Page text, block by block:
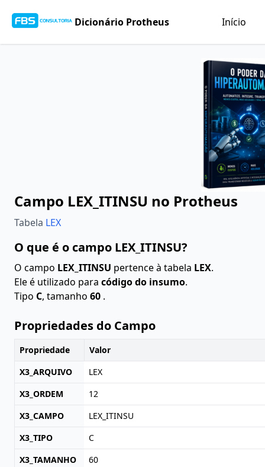
Dicionário Protheus Início
Campo LEX_ITINSU no Protheus
Tabela LEX
O que é o campo LEX_ITINSU?
O campo LEX_ITINSU pertence à tabela LEX.
Ele é utilizado para código do insumo.
Tipo C, tamanho 60 .
Propriedades do Campo
Propriedade
Valor
X3_ARQUIVO
LEX
X3_ORDEM
12
X3_CAMPO
LEX_ITINSU
X3_TIPO
C
X3_TAMANHO
60